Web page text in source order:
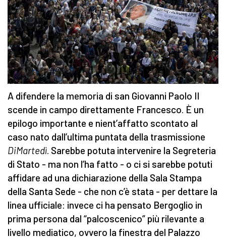
A difendere la memoria di san Giovanni Paolo II
scende in campo direttamente Francesco. È un
epilogo importante e nient’affatto scontato al
caso nato dall’ultima puntata della trasmissione
DiMartedì. Sarebbe potuta intervenire la Segreteria
di Stato - ma non l’ha fatto - o ci si sarebbe potuti
affidare ad una dichiarazione della Sala Stampa
della Santa Sede - che non c’è stata - per dettare la
linea ufficiale: invece ci ha pensato Bergoglio in
prima persona dal “palcoscenico” più rilevante a
livello mediatico, ovvero la finestra del Palazzo